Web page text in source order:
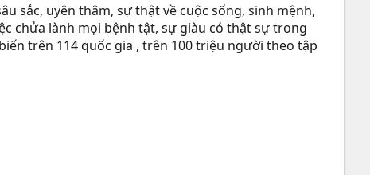
sắc, uyên thâm, sự thật về cuộc sống, sinh mệnh,
chửa lành mọi bệnh tật, sự giàu có thật sự trong
trên 114 quốc gia , trên 100 triệu người theo tập